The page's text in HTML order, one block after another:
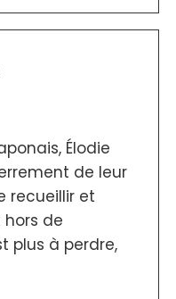
Élodie
de leur
recueillir et
hors de
plus à perdre,